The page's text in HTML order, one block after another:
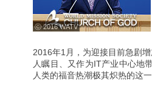
ⓒ 2016 WATV
2016年1月，为迎接目前急剧
人瞩目、又作为IT产业中心地
人类的福音热潮极其炽热的这